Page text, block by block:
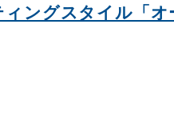
ィングスタイル「